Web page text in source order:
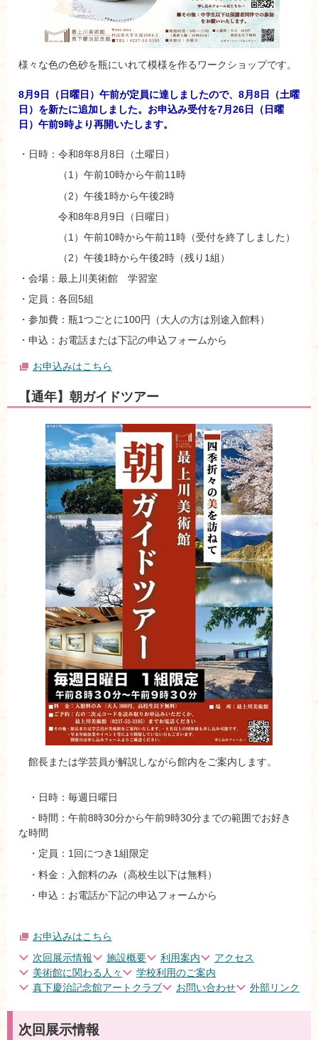
様々な色の色砂を瓶にいれて模様を作るワークショップです。
8月9日（日曜日）午前が定員に達しましたので、8月8日（土曜
日）を新たに追加しました。 お申込み受付を7月26日（日曜
日）午前9時より再開いたします。
・日時：令和8年8月8日（土曜日）
（1）午前10時から午前11時
（2）午後1時から午後2時
令和8年8月9日（日曜日）
（1）午前10時から午前11時（受付を終了しました）
（2）午後1時から午後2時（残り1組）
・会場：最上川美術館 学習室
・定員：各回5組
・参加費：瓶1つごとに100円（大人の方は別途入館料）
・申込：お電話または下記の申込フォームから
お申込みはこちら
【通年】朝ガイドツアー
館長または学芸員が解説しながら館内をご案内します。
・日時：毎週日曜日
・時間：午前8時30分から午前9時30分までの範囲でお好き
な時間
・定員：1回につき1組限定
・料金：入館料のみ（高校生以下は無料）
・申込：お電話か下記の申込フォームから
お申込みはこちら
次回展示情報
施設概要 利用案内
アクセス
美術館に関わる人々
学校利用のご案内
真下慶治記念館アートクラブ
お問い合わせ 外部リンク
次回展示情報